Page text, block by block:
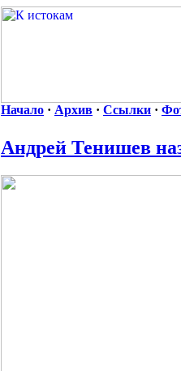
Начало · Архив · Ссылки ·
Андрей Тенишев